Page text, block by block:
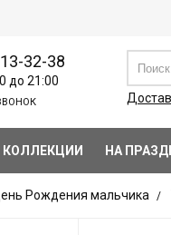
32-38
до 21:00
КОЛЛЕКЦИИ НА
Рождения мальчика